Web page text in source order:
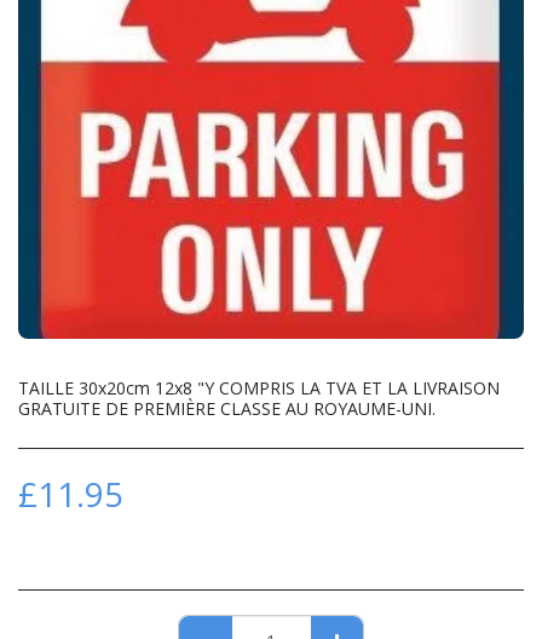
TAILLE 30x20cm 12x8 "Y COMPRIS LA TVA ET LA LIVRAISON
GRATUITE DE PREMIÈRE CLASSE AU ROYAUME-UNI.
£11.95